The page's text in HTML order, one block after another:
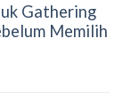
Gathering
Memilih